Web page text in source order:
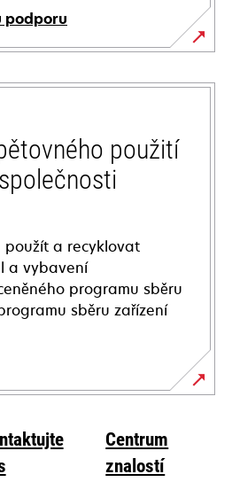
podporu
použití
použít a recyklovat
a vybavení
programu sběru
sběru zařízení
Centrum
znalostí